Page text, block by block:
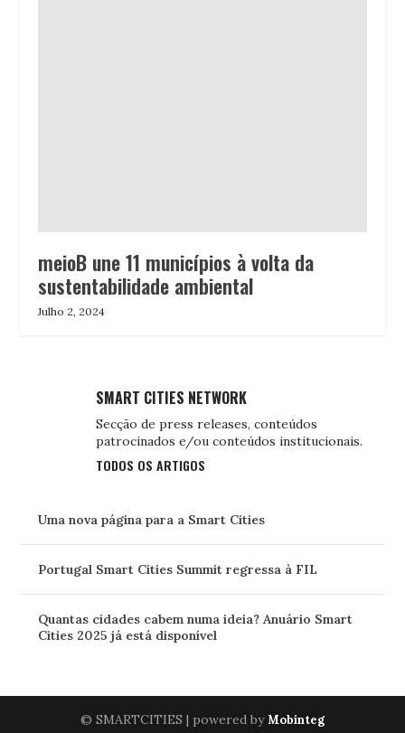
meioB une 11 municípios à volta da
sustentabilidade ambiental
Julho 2, 2024
SMART CITIES NETWORK
Secção de press releases, conteúdos
patrocinados e/ou conteúdos institucionais.
TODOS OS ARTIGOS
Uma nova página para a Smart Cities
Portugal Smart Cities Summit regressa à FIL
Quantas cidades cabem numa ideia? Anuário Smart
Cities 2025 já está disponível
© SMARTCITIES | powered byMobinteg